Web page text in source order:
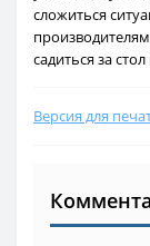
сложиться
садиться за
Версия для